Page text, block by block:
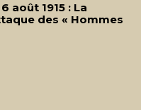
août 1915 : La
des « Hommes